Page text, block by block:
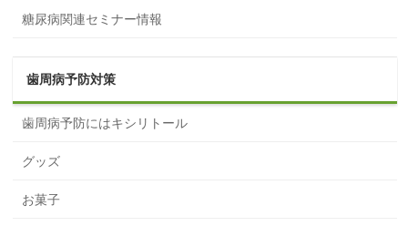
糖尿病関連セミナー情報
歯周病予防対策
歯周病予防にはキシリトール
グッズ
お菓子